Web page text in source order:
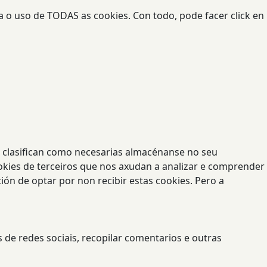
uso de TODAS as cookies. Con todo, pode facer click en
como necesarias almacénanse no seu
de terceiros que nos axudan a analizar e comprender
de optar por non recibir estas cookies. Pero a
redes sociais, recopilar comentarios e outras